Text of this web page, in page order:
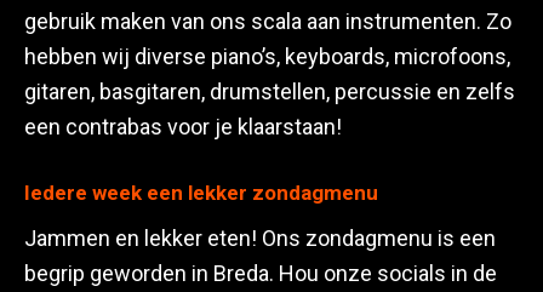
gebruik maken van ons scala aan instrumenten. Zo
hebben wij diverse piano’s, keyboards, microfoons,
gitaren, basgitaren, drumstellen, percussie en zelfs
een contrabas voor je klaarstaan!
Iedere week een lekker zondagmenu
Jammen en lekker eten! Ons zondagmenu is een
begrip geworden in Breda. Hou onze socials in de